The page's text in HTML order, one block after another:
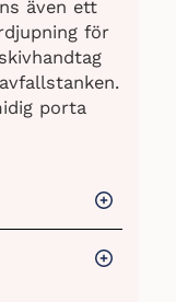
även ett
för
porta